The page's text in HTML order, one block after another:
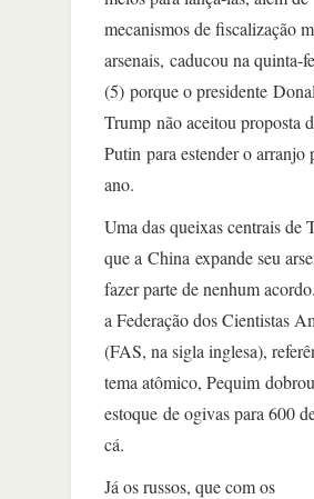
mecanismos de fiscalização
arsenais, caducou na quinta-
(5) porque o presidente
Trump não aceitou proposta
Putin para estender o arranjo
ano.
Uma das queixas centrais de
que a China expande seu
fazer parte de nenhum
a Federação dos Cientistas
(FAS, na sigla inglesa),
tema atômico, Pequim
estoque de ogivas para 600
cá.
Já os russos, que com os